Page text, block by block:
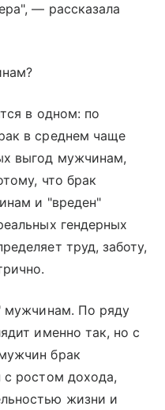
— рассказала
в одном: по
в среднем чаще
выгод мужчинам,
что брак
и "вреден"
гендерных
труд, заботу,
мужчинам. По ряду
именно так, но с
брак
с ростом дохода,
жизни и